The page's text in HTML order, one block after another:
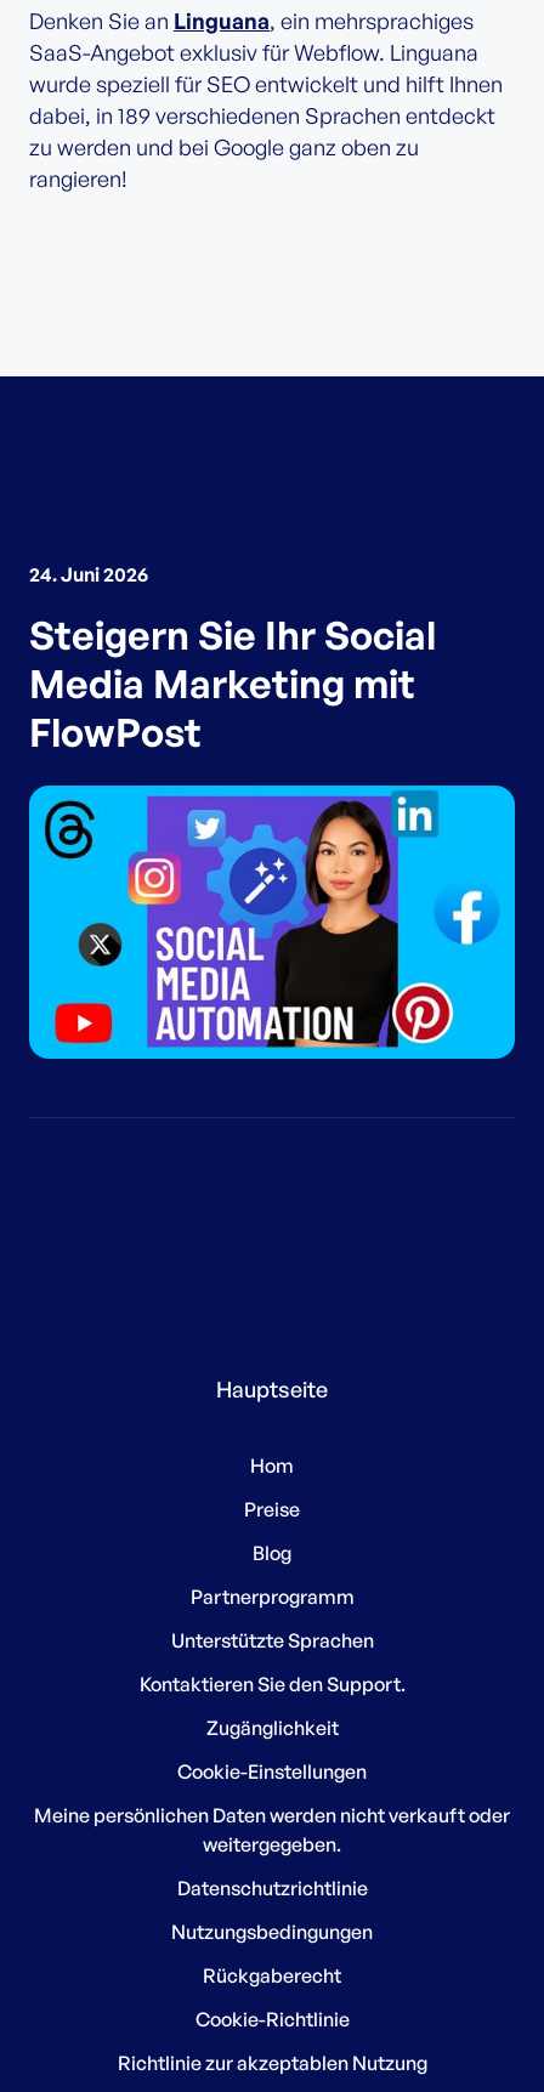
Denken Sie an Linguana, ein mehrsprachiges
SaaS-Angebot exklusiv für Webflow. Linguana
wurde speziell für SEO entwickelt und hilft Ihnen
dabei, in 189 verschiedenen Sprachen entdeckt
zu werden und bei Google ganz oben zu
rangieren!
24. Juni 2026
Steigern Sie Ihr Social
Media Marketing mit
FlowPost
Hauptseite
Hom
Preise
Blog
Partnerprogramm
Unterstützte Sprachen
Kontaktieren Sie den Support.
Zugänglichkeit
Cookie-Einstellungen
Meine persönlichen Daten werden nicht verkauft oder
weitergegeben.
Datenschutzrichtlinie
Nutzungsbedingungen
Rückgaberecht
Cookie-Richtlinie
Richtlinie zur akzeptablen Nutzung